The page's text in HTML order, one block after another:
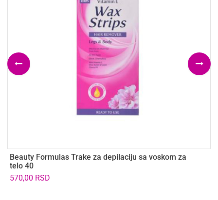
Beauty Formulas Trake za depilaciju sa voskom za
telo 40
570,00 RSD